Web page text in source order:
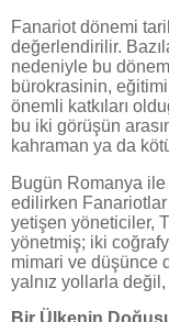
Fanariot dönemi
değerlendirilir.
nedeniyle bu
bürokrasinin,
önemli katkıları
bu iki görüşün
kahraman ya da
Bugün Romanya
edilirken
yetişen yöneticiler,
yönetmiş; iki
mimari ve düşünce
yalnız yollarla değil,